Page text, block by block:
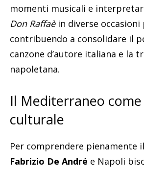
momenti musicali e
Don Raffaèin diverse occasioni
contribuendo a consolidare il
canzone d’autore italiana e la
napoletana.
Il Mediterraneo come
culturale
Per comprendere pienamente
Fabrizio De André e Napoli